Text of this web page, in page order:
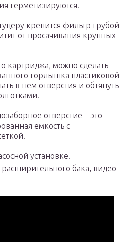
герметизируются.
крепится фильтр грубой
от просачивания крупных
картриджа, можно сделать
горлышка пластиковой
в нем отверстия и обтянуть
отверстие – это
емкость с
установке.
бака, видео-